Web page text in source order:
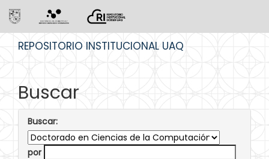
REPOSITORIO INSTITUCIONAL UAQ
Buscar
Buscar:
por